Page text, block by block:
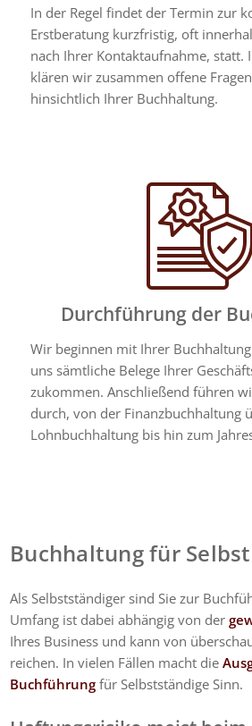
In der Regel findet der Termin zur
Erstberatung kurzfristig, oft
nach Ihrer Kontaktaufnahme, statt.
klären wir zusammen offene
hinsichtlich Ihrer Buchhaltung.
Durchführung der
Wir beginnen mit Ihrer
uns sämtliche Belege Ihrer
zukommen. Anschließend führen
durch, von der Finanzbuchhaltung
Lohnbuchhaltung bis hin zum
Buchhaltung für
Als Selbstständiger sind Sie zur
Umfang ist dabei abhängig von der
Ihres Business und kann von
reichen. In vielen Fällen macht die
Buchführung für Selbstständige Sinn.